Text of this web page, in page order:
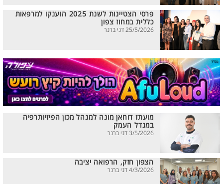
פרסי הצטיינות לשנת 2025 הוענקו למרפאות
כללית במחוז צפון
25/5/2026 דני ברנר
מועתז דוחאן מונה למנהל מכון הפיזיותרפיה
במגדל העמק
3/5/2026 דני ברנר
הצפון חזק, הרפואה יציבה
4/3/2026 דני ברנר